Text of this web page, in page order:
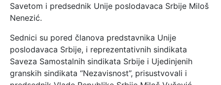
Savetom i predsednik Unije poslodavaca Srbije Miloš
Nenezić.
Sednici su pored članova predstavnika Unije
poslodavaca Srbije, i reprezentativnih sindikata
Saveza Samostalnih sindikata Srbije i Ujedinjenih
granskih sindikata “Nezavisnost”, prisustvovali i